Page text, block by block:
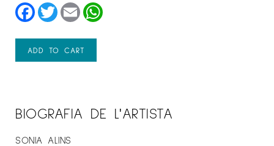
Facebook
TwitterEmail
ADD TO CART
BIOGRAFIA DE L'ARTISTA
SONIA ALINS